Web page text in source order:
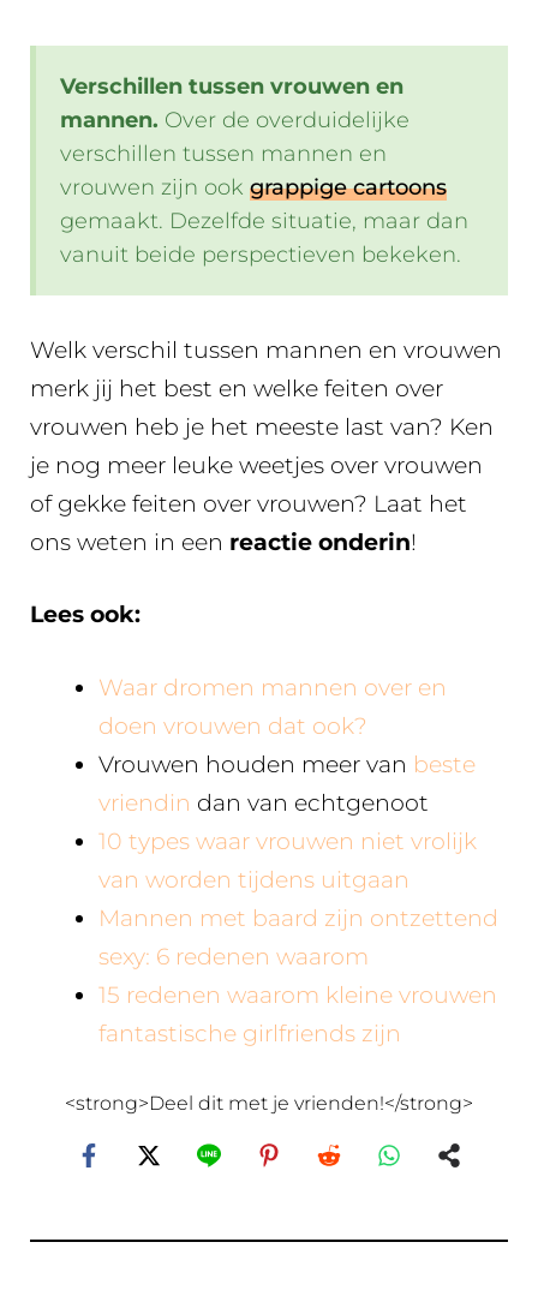
Verschillen tussen vrouwen en
mannen. Over de overduidelijke
verschillen tussen mannen en
vrouwen zijn ook grappige cartoons
gemaakt. Dezelfde situatie, maar dan
vanuit beide perspectieven bekeken.
Welk verschil tussen mannen en vrouwen
merk jij het best en welke feiten over
vrouwen heb je het meeste last van? Ken
je nog meer leuke weetjes over vrouwen
of gekke feiten over vrouwen? Laat het
ons weten in een reactie onderin!
Lees ook:
Waar dromen mannen over en
doen vrouwen dat ook?
Vrouwen houden meer van beste
vriendin dan van echtgenoot
10 types waar vrouwen niet vrolijk
van worden tijdens uitgaan
Mannen met baard zijn ontzettend
sexy: 6 redenen waarom
15 redenen waarom kleine vrouwen
fantastische girlfriends zijn
<strong>Deel dit met je vrienden!</strong>